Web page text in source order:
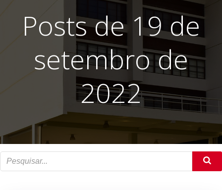
Posts de 19 de
setembro de
2022